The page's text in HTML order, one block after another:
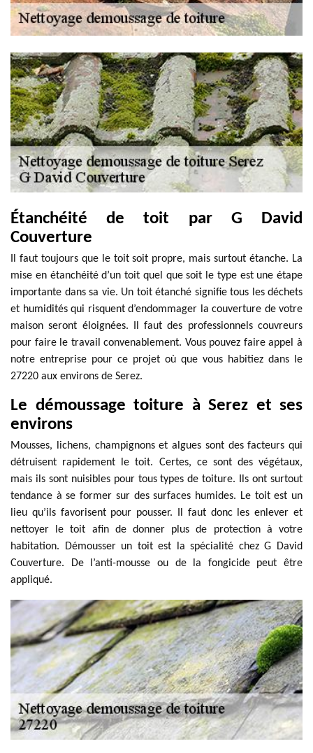
Étanchéité de toit par G David
Couverture
Il faut toujours que le toit soit propre, mais surtout étanche. La
mise en étanchéité d’un toit quel que soit le type est une étape
importante dans sa vie. Un toit étanché signifie tous les déchets
et humidités qui risquent d’endommager la couverture de votre
maison seront éloignées. Il faut des professionnels couvreurs
pour faire le travail convenablement. Vous pouvez faire appel à
notre entreprise pour ce projet où que vous habitiez dans le
27220 aux environs de Serez.
Le démoussage toiture à Serez et ses
environs
Mousses, lichens, champignons et algues sont des facteurs qui
détruisent rapidement le toit. Certes, ce sont des végétaux,
mais ils sont nuisibles pour tous types de toiture. Ils ont surtout
tendance à se former sur des surfaces humides. Le toit est un
lieu qu’ils favorisent pour pousser. Il faut donc les enlever et
nettoyer le toit afin de donner plus de protection à votre
habitation. Démousser un toit est la spécialité chez G David
Couverture. De l’anti-mousse ou de la fongicide peut être
appliqué.